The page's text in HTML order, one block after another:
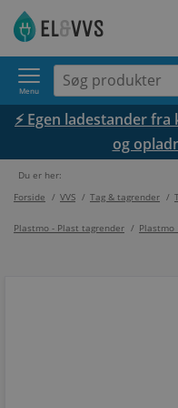
Menu
⚡ Egen ladestander
og
Du er her:
Forside / VVS / Tag & tagrender /
Plastmo - Plast tagrender / Plastmo